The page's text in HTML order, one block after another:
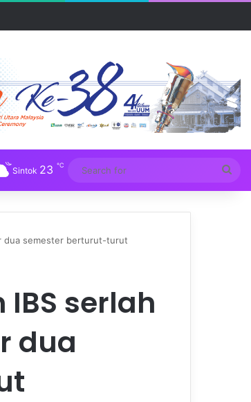
Sintok 23 ℃
for
dua semester berturut-turut
serlah
dua